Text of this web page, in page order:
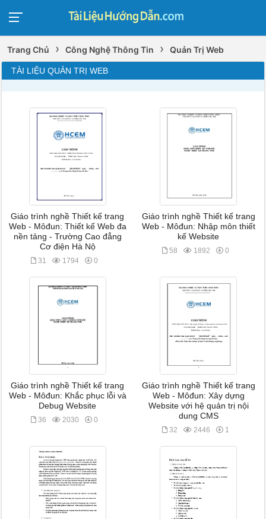
Trang Chủ › Công Nghệ Thông Tin › Quản Trị Web
TÀI LIỆU QUẢN TRỊ WEB
Giáo trình nghề Thiết kế trang
Web - Môđun: Thiết kế Web đa
nền tảng - Trường Cao đẳng
Cơ điện Hà Nộ
31 1794 0
Giáo trình nghề Thiết kế trang
Web - Môđun: Nhập môn thiết
kế Website
58 1892 0
Giáo trình nghề Thiết kế trang
Web - Môđun: Khắc phục lỗi và
Debug Website
36 2030 0
Giáo trình nghề Thiết kế trang
Web - Môđun: Xây dựng
Website với hệ quản trị nội
dung CMS
32 2446 1